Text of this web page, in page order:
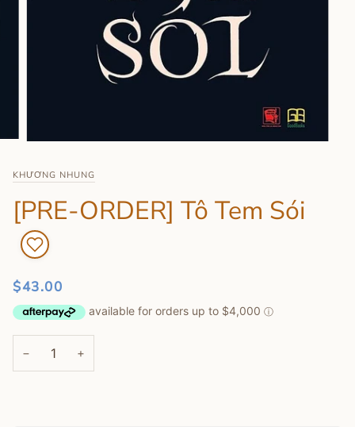
KHƯƠNG NHUNG
[PRE-ORDER] Tô Tem Sói
$43.00
− +